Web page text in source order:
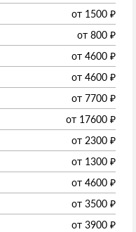
от 1500 ₽
от 800 ₽
от 4600 ₽
от 4600 ₽
от 7700 ₽
от 17600 ₽
от 2300 ₽
от 1300 ₽
от 4600 ₽
от 3500 ₽
от 3900 ₽